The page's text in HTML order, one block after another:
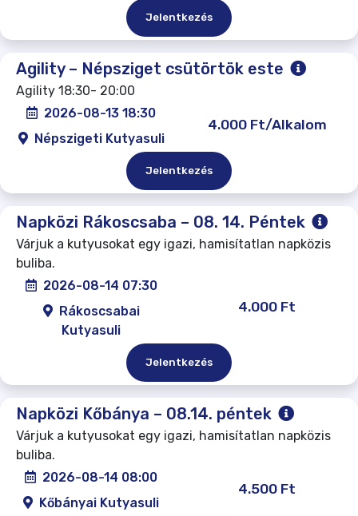
Jelentkezés
Agility – Népsziget csütörtök este
Agility 18:30- 20:00
2026-08-13 18:30
Népszigeti Kutyasuli
4.000 Ft/Alkalom
Jelentkezés
Napközi Rákoscsaba – 08. 14. Péntek
Várjuk a kutyusokat egy igazi, hamisítatlan napközis
buliba.
2026-08-14 07:30
Rákoscsabai
Kutyasuli
4.000 Ft
Jelentkezés
Napközi Kőbánya – 08.14. péntek
Várjuk a kutyusokat egy igazi, hamisítatlan napközis
buliba.
2026-08-14 08:00
Kőbányai Kutyasuli
4.500 Ft